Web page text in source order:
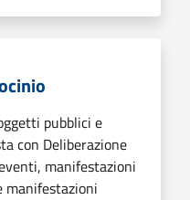
pubblici e
con Deliberazione
manifestazioni